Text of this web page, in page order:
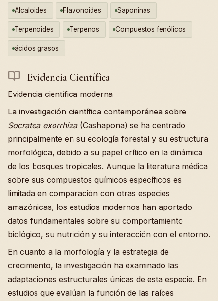
Alcaloides Flavonoides Saponinas
Terpenoides Terpenos Compuestos fenólicos
ácidos grasos
Evidencia Científica
Evidencia científica moderna
La investigación científica contemporánea sobre
Socratea exorrhiza(Cashapona) se ha centrado
principalmente en su ecología forestal y su estructura
morfológica, debido a su papel crítico en la dinámica
de los bosques tropicales. Aunque la literatura médica
sobre sus compuestos químicos específicos es
limitada en comparación con otras especies
amazónicas, los estudios modernos han aportado
datos fundamentales sobre su comportamiento
biológico, su nutrición y su interacción con el entorno.
En cuanto a la morfología y la estrategia de
crecimiento, la investigación ha examinado las
adaptaciones estructurales únicas de esta especie. En
estudios que evalúan la función de las raíces